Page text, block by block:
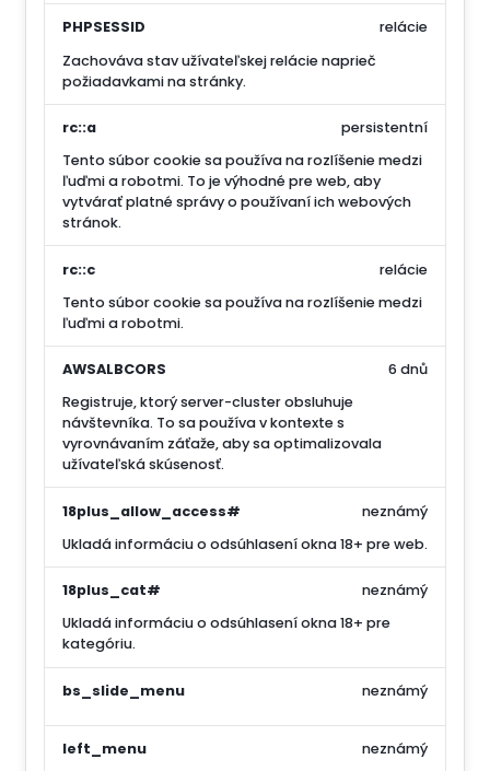
PHPSESSID
Zachováva stav užívateľskej relácie naprieč
požiadavkami na stránky.
relácie
rc::a
Tento súbor cookie sa používa na rozlíšenie medzi
ľuďmi a robotmi. To je výhodné pre web, aby
vytvárať platné správy o používaní ich webových
stránok.
persistentní
rc::c
Tento súbor cookie sa používa na rozlíšenie medzi
ľuďmi a robotmi.
relácie
AWSALBCORS
Registruje, ktorý server-cluster obsluhuje
návštevníka. To sa používa v kontexte s
vyrovnávaním záťaže, aby sa optimalizovala
užívateľská skúsenosť.
6 dnů
18plus_allow_access#
Ukladá informáciu o odsúhlasení okna 18+ pre web.
neznámý
18plus_cat#
Ukladá informáciu o odsúhlasení okna 18+ pre
kategóriu.
neznámý
bs_slide_menu neznámý
left_menu
neznámý